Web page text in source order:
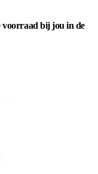
bij jou in de